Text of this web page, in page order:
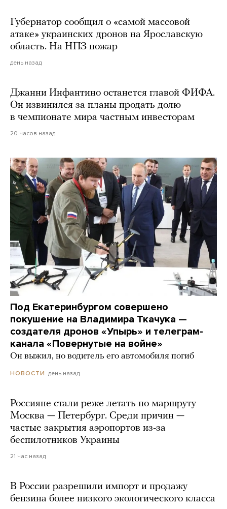
Губернатор сообщил о «самой массовой
атаке» украинских дронов на Ярославскую
область. На НПЗ пожар
день назад
Джанни Инфантино останется главой ФИФА.
Он извинился за планы продать долю
в чемпионате мира частным инвесторам
20 часов назад
Под Екатеринбургом совершено
покушение на Владимира Ткачука —
создателя дронов «Упырь» и телеграм-
канала «Повернутые на войне»
Он выжил, но водитель его автомобиля погиб
НОВОСТИ день назад
Россияне стали реже летать по маршруту
Москва — Петербург. Среди причин —
частые закрытия аэропортов из-за
беспилотников Украины
21 час назад
В России разрешили импорт и продажу
бензина более низкого экологического класса